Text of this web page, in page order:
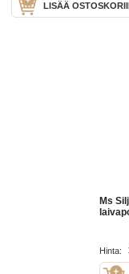
LISÄÄ
Ms
Hinta: